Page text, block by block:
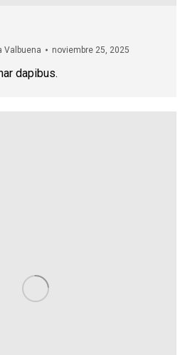
Valbuena noviembre 25, 2025
dapibus.